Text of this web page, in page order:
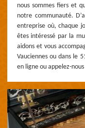
nous sommes fiers et
notre communauté.
entreprise où, chaque
êtes intéressé par la
aidons et vous
Vauciennes ou dans le
en ligne ou appelez-